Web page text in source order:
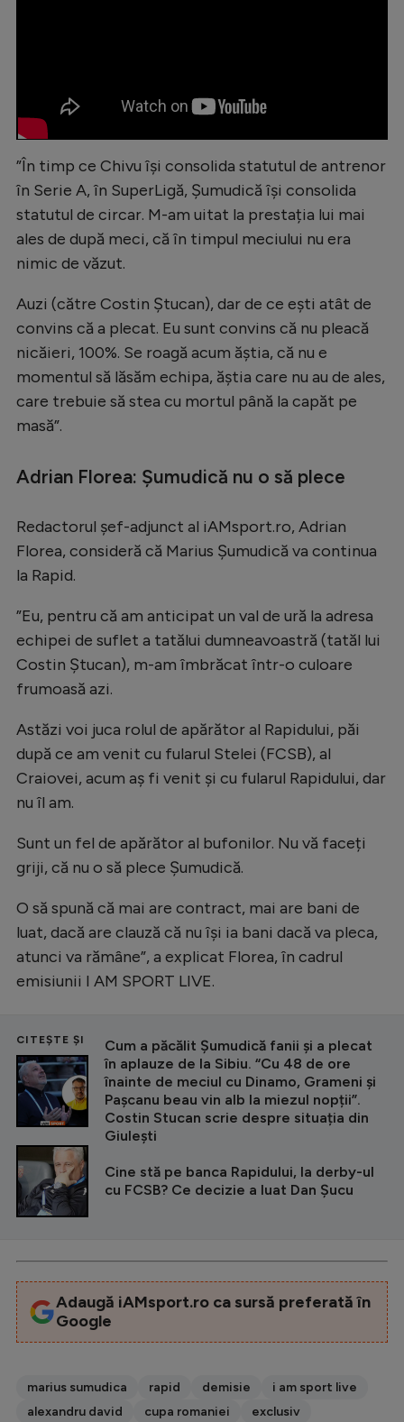
Intră în cont
Creează cont
”În timp ce Chivu își consolida statutul de antrenor
în Serie A, în SuperLigă, Șumudică își consolida
statutul de circar. M-am uitat la prestația lui mai
ales de după meci, că în timpul meciului nu era
nimic de văzut.
Auzi (către Costin Ștucan), dar de ce ești atât de
convins că a plecat. Eu sunt convins că nu pleacă
nicăieri, 100%. Se roagă acum ăștia, că nu e
momentul să lăsăm echipa, ăștia care nu au de ales,
care trebuie să stea cu mortul până la capăt pe
masă”.
Adrian Florea: Șumudică nu o să plece
Redactorul șef-adjunct al iAMsport.ro, Adrian
Florea, consideră că Marius Șumudică va continua
la Rapid.
”Eu, pentru că am anticipat un val de ură la adresa
echipei de suflet a tatălui dumneavoastră (tatăl lui
Costin Ștucan), m-am îmbrăcat într-o culoare
frumoasă azi.
Astăzi voi juca rolul de apărător al Rapidului, păi
după ce am venit cu fularul Stelei (FCSB), al
Craiovei, acum aș fi venit și cu fularul Rapidului, dar
nu îl am.
Sunt un fel de apărător al bufonilor. Nu vă faceți
griji, că nu o să plece Șumudică.
O să spună că mai are contract, mai are bani de
luat, dacă are clauză că nu își ia bani dacă va pleca,
atunci va rămâne”, a explicat Florea, în cadrul
emisiunii I AM SPORT LIVE.
CITEȘTE ȘI
Cum a păcălit Șumudică fanii și a plecat
în aplauze de la Sibiu. “Cu 48 de ore
înainte de meciul cu Dinamo, Grameni și
Pașcanu beau vin alb la miezul nopții”.
Costin Stucan scrie despre situația din
Giulești
Cine stă pe banca Rapidului, la derby-ul
cu FCSB? Ce decizie a luat Dan Șucu
Adaugă iAMsport.ro ca sursă preferată în
Google
marius sumudica rapid demisie
i am sport live
alexandru david
cupa romaniei exclusiv